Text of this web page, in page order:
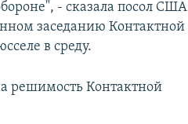
- сказала посол США
заседанию Контактной
в среду.
решимость Контактной